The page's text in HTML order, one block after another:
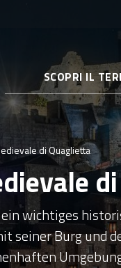
SCOPRI IL
di Quaglietta
wichtiges
seiner Burg und